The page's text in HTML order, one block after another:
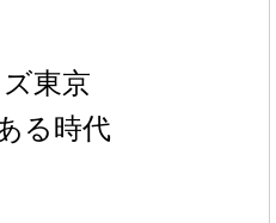
東京
る時代